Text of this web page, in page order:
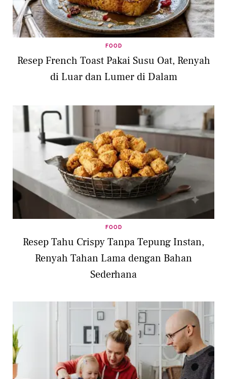
FOOD
Resep French Toast Pakai Susu Oat, Renyah
di Luar dan Lumer di Dalam
FOOD
Resep Tahu Crispy Tanpa Tepung Instan,
Renyah Tahan Lama dengan Bahan
Sederhana